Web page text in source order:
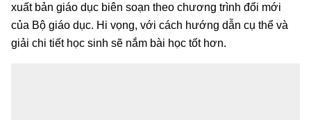
xuất bản giáo dục biên soạn theo chương trình đổi mới
của Bộ giáo dục. Hi vọng, với cách hướng dẫn cụ thể và
giải chi tiết học sinh sẽ nắm bài học tốt hơn.